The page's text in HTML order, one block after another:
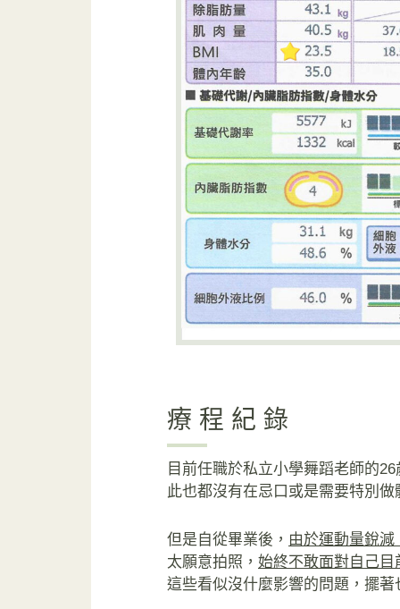
療程紀錄
目前任職於私立小學舞蹈老師的
此也都沒有在忌口或是需要特別
但是自從畢業後， 由於運動量銳
太願意拍照， 始終不敢面對自己
這些看似沒什麼影響的問題，擺著